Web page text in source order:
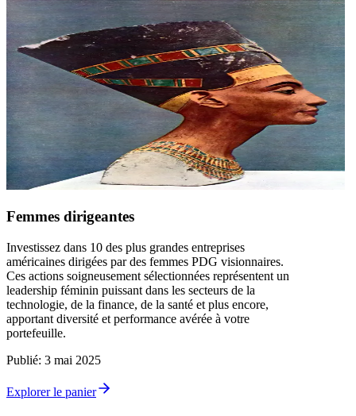
Femmes dirigeantes
Investissez dans 10 des plus grandes entreprises
américaines dirigées par des femmes PDG visionnaires.
Ces actions soigneusement sélectionnées représentent un
leadership féminin puissant dans les secteurs de la
technologie, de la finance, de la santé et plus encore,
apportant diversité et performance avérée à votre
portefeuille.
Publié: 3 mai 2025
Explorer le panier